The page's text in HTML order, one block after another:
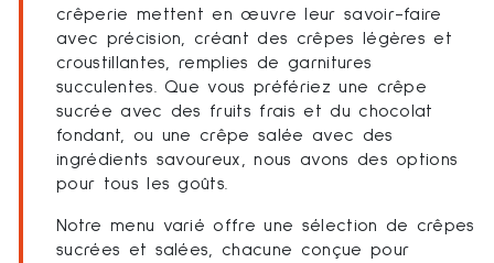
crêperie mettent en œuvre leur savoir-faire
avec précision, créant des crêpes légères et
croustillantes, remplies de garnitures
succulentes. Que vous préfériez une crêpe
sucrée avec des fruits frais et du chocolat
fondant, ou une crêpe salée avec des
ingrédients savoureux, nous avons des options
pour tous les goûts.
Notre menu varié offre une sélection de crêpes
sucrées et salées, chacune conçue pour